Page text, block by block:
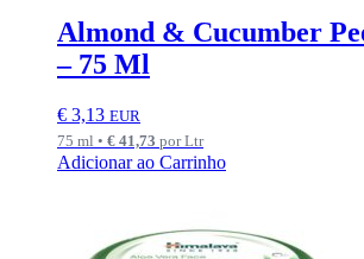
Almond & Cucumber
– 75 Ml
€ 3,13 EUR
75 ml • € 41,73 por Ltr
Adicionar ao Carrinho